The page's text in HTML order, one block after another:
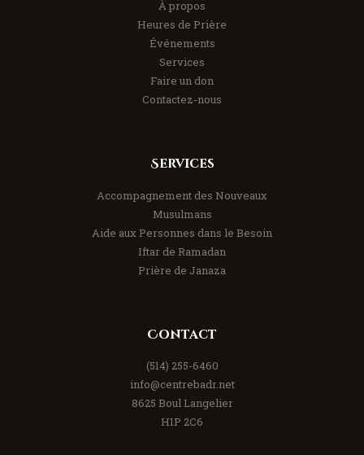
À propos
Heures de Prière
Événements
Services
Faire un don
Contactez-nous
Services
Accompagnement des Nouveaux
Musulmans
Aide aux Personnes dans le Besoin
Iftar de Ramadan
Prière de Janaza
Contact
(514) 255-6460
info@centrebadr.net
8625 Boul Langelier
H1P 2C6